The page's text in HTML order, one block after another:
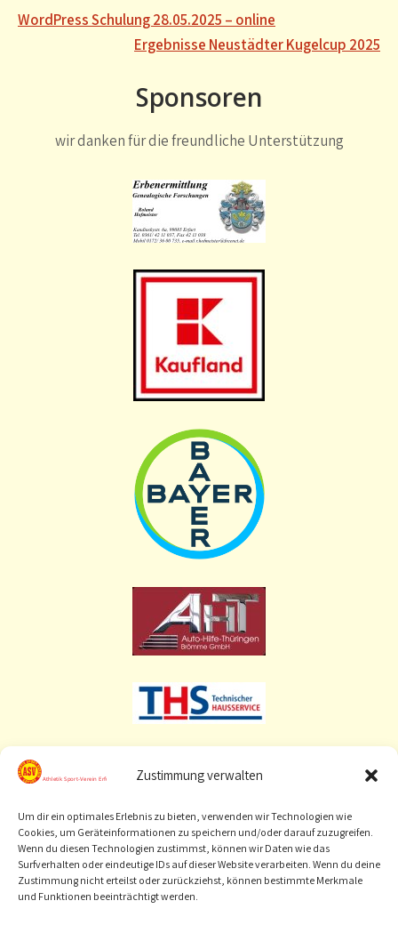
Zustimmung verwalten
Um dir ein optimales Erlebnis zu bieten, verwenden wir Technologien wie
Cookies, um Geräteinformationen zu speichern und/oder darauf zuzugreifen.
Wenn du diesen Technologien zustimmst, können wir Daten wie das
Surfverhalten oder eindeutige IDs auf dieser Website verarbeiten. Wenn du deine
Zustimmung nicht erteilst oder zurückziehst, können bestimmte Merkmale
und Funktionen beeinträchtigt werden.
Beitragsnavigation
WordPress Schulung 28.05.2025 – online
Ergebnisse Neustädter Kugelcup 2025
Sponsoren
wir danken für die freundliche Unterstützung